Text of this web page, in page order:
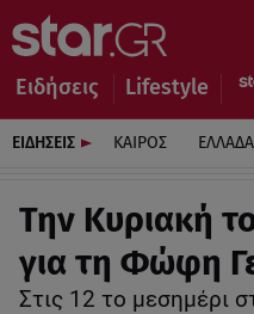
Ειδήσεις Lifestyle
ΕΙΔΗΣΕΙΣ ΚΑΙΡΟΣ ΕΛΛΑΔΑ
Την Κυριακή
για τη Φώφη
Στις 12 το μεσημέρι